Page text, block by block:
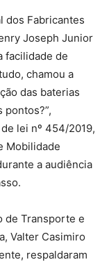
dos Fabricantes
Joseph Junior
facilidade de
chamou a
das baterias
pontos?”,
lei nº 454/2019,
Mobilidade
a audiência
de Transporte e
Valter Casimiro
respaldaram